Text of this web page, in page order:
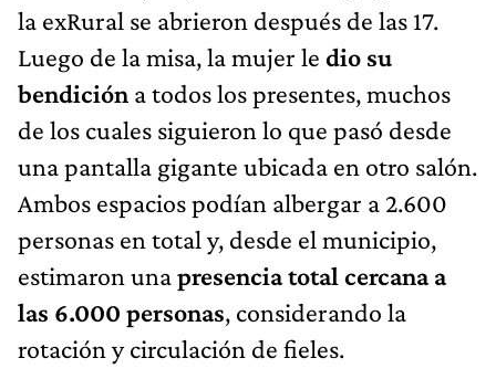
la exRural se abrieron después de las 17.
Luego de la misa, la mujer le dio su
bendición a todos los presentes, muchos
de los cuales siguieron lo que pasó desde
una pantalla gigante ubicada en otro salón.
Ambos espacios podían albergar a 2.600
personas en total y, desde el municipio,
estimaron unapresencia total cercana a
las 6.000 personas, considerando la
rotación y circulación de fieles.